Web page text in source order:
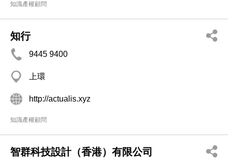
知識產權顧問
知行
9445 9400
上環
http://actualis.xyz
知識產權顧問
智群科技設計（香港）有限公司